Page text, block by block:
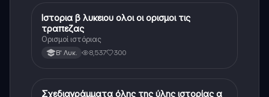
Ιστορία
Ιστορια β λυκειου ολοι οι ορισμοι τις
τραπεζας
Ορισμοί ιστόριας
Β' Λυκ. 8,537 300
Ιστορία
Σχεδιαγράμματα όλης της ύλης ιστορίας α